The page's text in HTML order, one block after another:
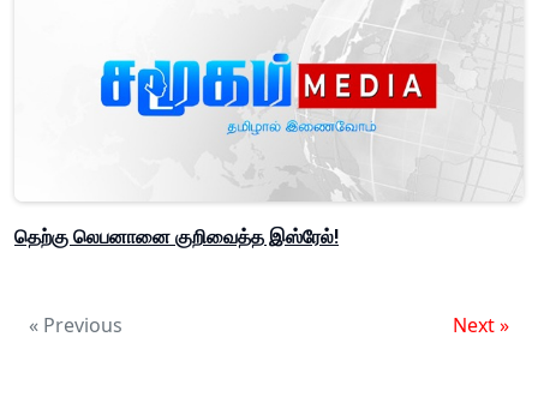
தெற்கு லெபனானை குறிவைத்த இஸ்ரேல்!
« Previous Next »